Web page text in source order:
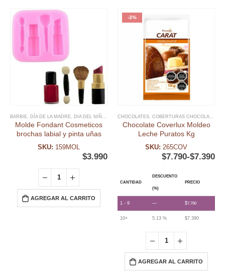
BARBIE DÍA DE LA MADRE DIA DEL NIÑO Y TEMATICAS ,FECHAS ESPECIALES , FONDANT
Molde Fondant Cosmeticos
brochas labial y pinta uñas
SKU: 159MOL
$3.990
AGREGAR AL CARRITO
-3%
CHOCOLATES COBERTURAS CHOCOLATE
Chocolate Coverlux Moldeo
Leche Puratos Kg
SKU: 265COV
$7.390
-
$7.790
CANTIDAD
DESCUENTO
(%)
PRECIO
1 - 9 — $7.790
10+ 5.13 % $7.390
AGREGAR AL CARRITO